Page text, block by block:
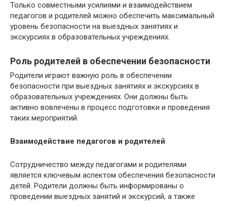
Только совместными усилиями и взаимодействием
педагогов и родителей можно обеспечить максимальный
уровень безопасности на выездных занятиях и
экскурсиях в образовательных учреждениях.
Роль родителей в обеспечении безопасности
Родители играют важную роль в обеспечении
безопасности при выездных занятиях и экскурсиях в
образовательных учреждениях. Они должны быть
активно вовлечены в процесс подготовки и проведения
таких мероприятий.
Взаимодействие педагогов и родителей
Сотрудничество между педагогами и родителями
является ключевым аспектом обеспечения безопасности
детей. Родители должны быть информированы о
проведении выездных занятий и экскурсий, а также